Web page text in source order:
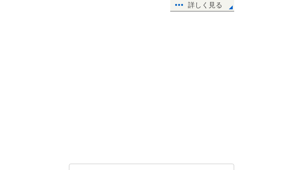
詳しく見る